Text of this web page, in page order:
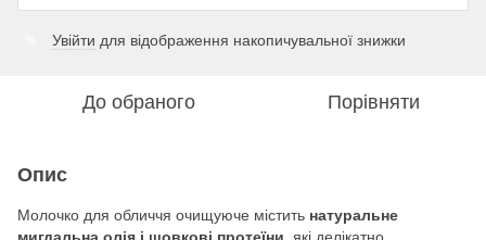
Увійти для відображення накопичувальної знижки
До обраного Порівняти
Опис
Молочко для обличчя очищуюче містить натуральне